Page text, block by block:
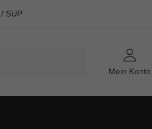
SUP
Mein Konto